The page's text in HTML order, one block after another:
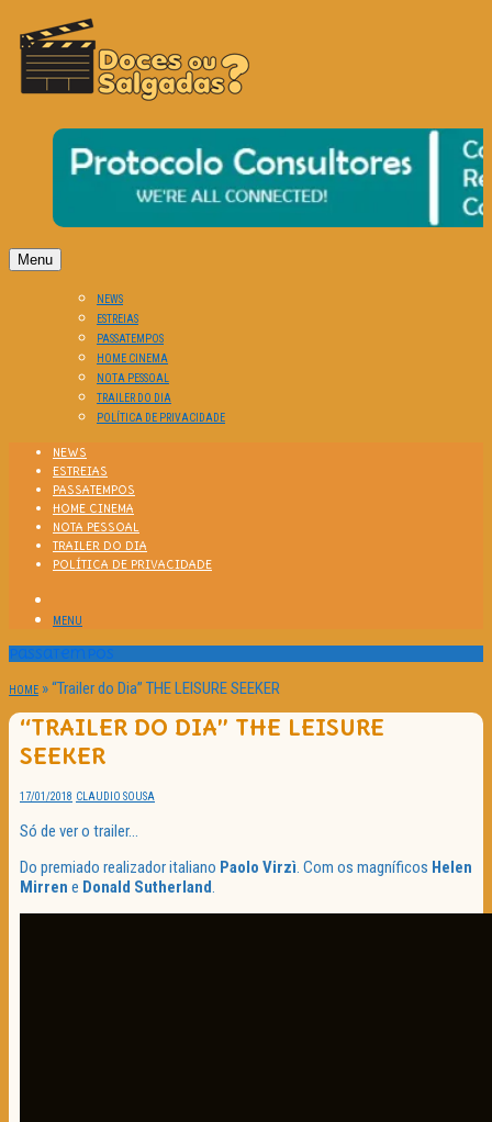
DOCES OU SALGADAS?
O Cinema? Uma Paixão!!
Menu
NEWS
ESTREIAS
PASSATEMPOS
HOME CINEMA
NOTA PESSOAL
TRAILER DO DIA
POLÍTICA DE PRIVACIDADE
NEWS
ESTREIAS
PASSATEMPOS
HOME CINEMA
NOTA PESSOAL
TRAILER DO DIA
POLÍTICA DE PRIVACIDADE
MENU
Passatempos
HOME »“Trailer do Dia” THE LEISURE SEEKER
“TRAILER DO DIA” THE LEISURE
SEEKER
17/01/2018 CLAUDIO SOUSA
Só de ver o trailer…
Do premiado realizador italiano Paolo Virzì. Com os magníficos Helen
Mirren e Donald Sutherland.